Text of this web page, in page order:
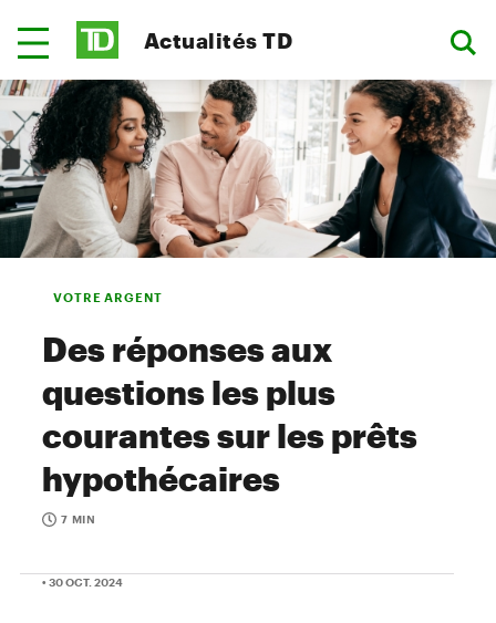
Actualités TD
VOTRE ARGENT
Des réponses aux
questions les plus
courantes sur les prêts
hypothécaires
7 MIN
• 30 OCT. 2024